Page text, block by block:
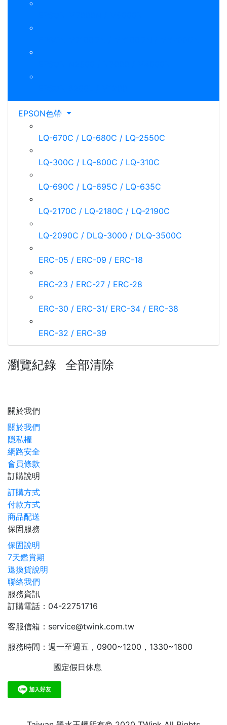
EPSON色帶
LQ-670C / LQ-680C / LQ-2550C
LQ-300C / LQ-800C / LQ-310C
LQ-690C / LQ-695C / LQ-635C
LQ-2170C / LQ-2180C / LQ-2190C
LQ-2090C / DLQ-3000 / DLQ-3500C
ERC-05 / ERC-09 / ERC-18
ERC-23 / ERC-27 / ERC-28
ERC-30 / ERC-31/ ERC-34 / ERC-38
ERC-32 / ERC-39
瀏覽紀錄 全部清除
關於我們
關於我們
隱私權
網路安全
會員條款
訂購說明
訂購方式
付款方式
商品配送
保固服務
保固說明
7天鑑賞期
退換貨說明
聯絡我們
服務資訊
訂購電話：04-22751716
客服信箱：service@twink.com.tw
服務時間：週一至週五，0900~1200，1330~1800
國定假日休息